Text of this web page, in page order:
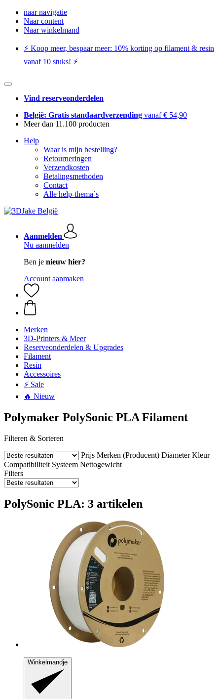
naar navigatie
Naar content
Naar winkelmand
⚡️ Koop meer, bespaar meer: ​​10% korting op filament & resin
vanaf 10 stuks! ⚡️
Vind reserveonderdelen
België: Gratis standaardverzending vanaf € 54,90
Meer dan 11.100 producten
Help
Waar is mijn bestelling?
Retourneringen
Verzendkosten
Betalingsmethoden
Contact
Alle help-thema`s
Aanmelden
Nu aanmelden
Ben je nieuw hier?
Account aanmaken
Merken
3D-Printers & Meer
Reserveonderdelen & Upgrades
Filament
Resin
Accessoires
⚡ Sale
🔥 Nieuw
Polymaker PolySonic PLA Filament
Filteren & Sorteren
Prijs Merken (Producent) Diameter Kleur
Compatibiliteit Systeem Nettogewicht
Filters
PolySonic PLA: 3 artikelen
Winkelmandje